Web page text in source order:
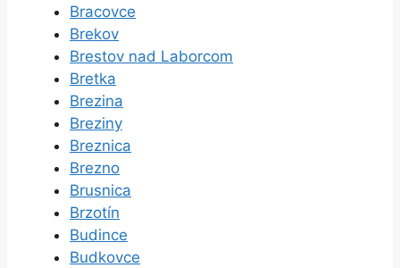
Bracovce
Brekov
Brestov nad Laborcom
Bretka
Brezina
Breziny
Breznica
Brezno
Brusnica
Brzotín
Budince
Budkovce